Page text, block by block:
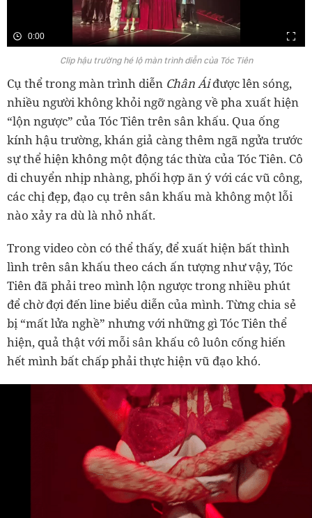
0:00
Clip hậu trường hé lộ màn trình diễn của Tóc Tiên
Cụ thể trong màn trình diễn Chân Áiđược lên sóng,
nhiều người không khỏi ngỡ ngàng về pha xuất hiện
“lộn ngược” của Tóc Tiên trên sân khấu. Qua ống
kính hậu trường, khán giả càng thêm ngã ngửa trước
sự thể hiện không một động tác thừa của Tóc Tiên. Cô
di chuyển nhịp nhàng, phối hợp ăn ý với các vũ công,
các chị đẹp, đạo cụ trên sân khấu mà không một lỗi
nào xảy ra dù là nhỏ nhất.
Trong video còn có thể thấy, để xuất hiện bất thình
lình trên sân khấu theo cách ấn tượng như vậy, Tóc
Tiên đã phải treo mình lộn ngược trong nhiều phút
để chờ đợi đến line biểu diễn của mình. Từng chia sẻ
bị “mất lửa nghề” nhưng với những gì Tóc Tiên thể
hiện, quả thật với mỗi sân khấu cô luôn cống hiến
hết mình bất chấp phải thực hiện vũ đạo khó.